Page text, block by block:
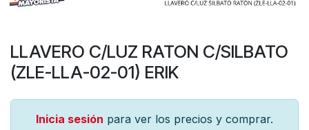
LLAVERO C/LUZ RATON C/SILBATO
(ZLE-LLA-02-01) ERIK
Inicia sesión para ver los precios y comprar.